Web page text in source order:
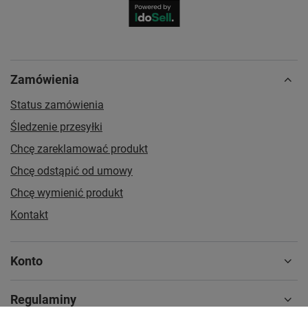
Zamówienia
Status zamówienia
Śledzenie przesyłki
Chcę zareklamować produkt
Chcę odstąpić od umowy
Chcę wymienić produkt
Kontakt
Konto
Regulaminy